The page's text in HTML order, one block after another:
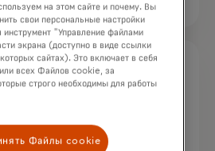
Mastercard
создана для новаторов и
сотрудничества.
на этом сайте и почему. Вы
свои персональные настройки
инструмент "Управление файлами
экрана (доступно в виде ссылки
сайтах). Это включает в себя
всех Файлов cookie, за
строго необходимы для работы
Файлы cookie